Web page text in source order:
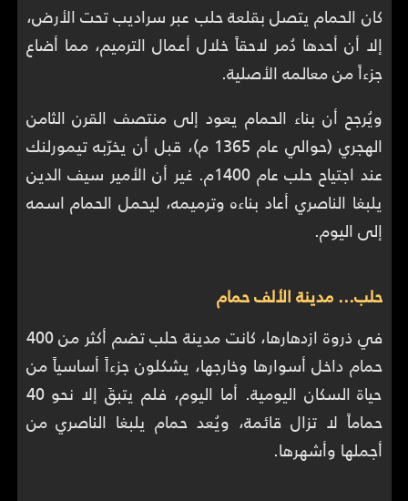
كان الحمام يتصل بقلعة حلب عبر سراديب تحت الأرض،
إلا أن أحدها دُمر لاحقاً خلال أعمال الترميم، مما أضاع
جزءاً من معالمه الأصلية.
ويُرجح أن بناء الحمام يعود إلى منتصف القرن الثامن
الهجري (حوالي عام 1365 م)، قبل أن يخرّبه تيمورلنك
عند اجتياح حلب عام 1400م. غير أن الأمير سيف الدين
يلبغا الناصري أعاد بناءه وترميمه، ليحمل الحمام اسمه
إلى اليوم.
حلب... مدينة الألف حمام
في ذروة ازدهارها، كانت مدينة حلب تضم أكثر من 400
حمام داخل أسوارها وخارجها، يشكلون جزءاً أساسياً من
حياة السكان اليومية. أما اليوم، فلم يتبقَ إلا نحو 40
حماماً لا تزال قائمة، ويُعد حمام يلبغا الناصري من
أجملها وأشهرها.